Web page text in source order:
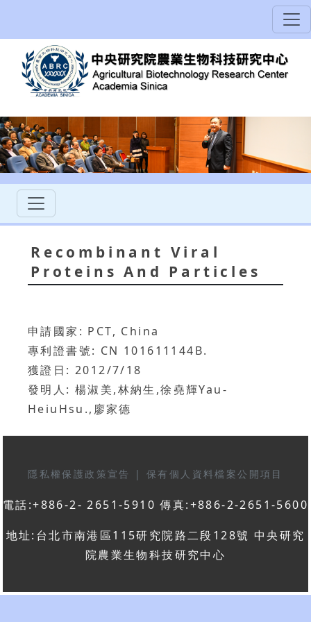
Recombinant Viral
Proteins And Particles
申請國家: PCT, China
專利證書號: CN 101611144B.
獲證日: 2012/7/18
發明人: 楊淑美,林納生,徐堯輝Yau-
HeiuHsu.,廖家德
隱私權保護政策宣告 | 保有個人資料檔案公開項目
電話:+886-2- 2651-5910 傳真:+886-2-2651-5600
地址:台北市南港區115研究院路二段128號 中央研究
院農業生物科技研究中心